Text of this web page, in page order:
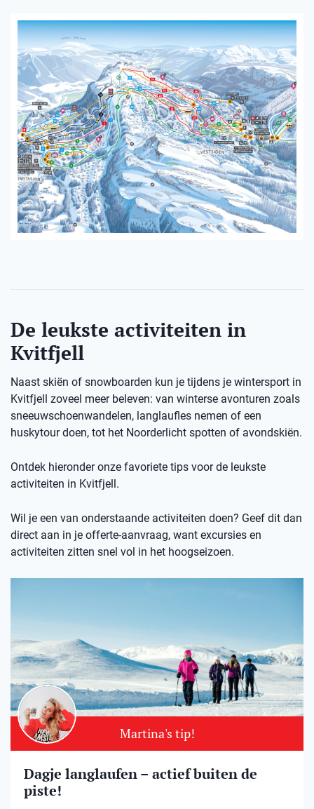
De leukste activiteiten in
Kvitfjell
Naast skiën of snowboarden kun je tijdens je wintersport in
Kvitfjell zoveel meer beleven: van winterse avonturen zoals
sneeuwschoenwandelen, langlaufles nemen of een
huskytour doen, tot het Noorderlicht spotten of avondskiën.
Ontdek hieronder onze favoriete tips voor de leukste
activiteiten in Kvitfjell.
Wil je een van onderstaande activiteiten doen? Geef dit dan
direct aan in je offerte-aanvraag, want excursies en
activiteiten zitten snel vol in het hoogseizoen.
Martina's tip!
Dagje langlaufen – actief buiten de
piste!